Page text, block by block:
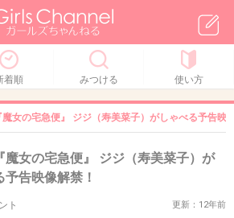
着順 みつける 使い方
女の宅急便』 ジジ（寿美菜子）がしゃべる予告映
魔女の宅急便』 ジジ（寿美菜子）が
予告映像解禁！
ト 更新：12年前